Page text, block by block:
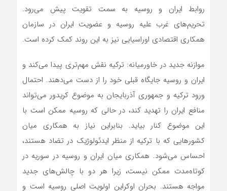
روابط ایران و روسیه به سمت تقویت پیش می‌رود.
تحریم‌های غرب علیه روسیه و عضویت ایران در سازمان
همکاری اقتصادی اوراسیایی نیز به این روند کمک کرده است.
موازنه جدید در خاورمیانه: ترکیه نقش مهم‌تری پیدا می‌کند و
ایران و روسیه جایگاه قبلی خود را از دست می‌دهند. احتمال
ورود ترکیه و جمهوری آذربایجان به موضوع کریدور می‌تواند
منافع ایران را تهدید کند، در حالی که روسیه ممکن است با
این موضوع کنار بیاید. بنابراین نیاز به همکاری میان
کشورهایی که با ترکیه از منظر ایدئولوژیک در تضاد هستند،
احساس می‌شود. همکاری میان ایران و روسیه در سوریه در
کوتاه‌مدت ممکن نیست، زیرا هر دو با چالش‌های جدید
مواجه هستند. بحران اوکراین اولویت اصلی روسیه است و